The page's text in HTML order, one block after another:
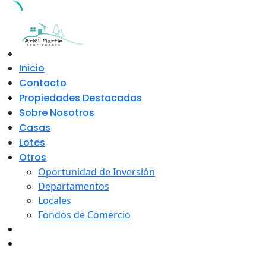
content
Inicio
Contacto
Propiedades Destacadas
Sobre Nosotros
Casas
Lotes
Otros
Oportunidad de Inversión
Departamentos
Locales
Fondos de Comercio